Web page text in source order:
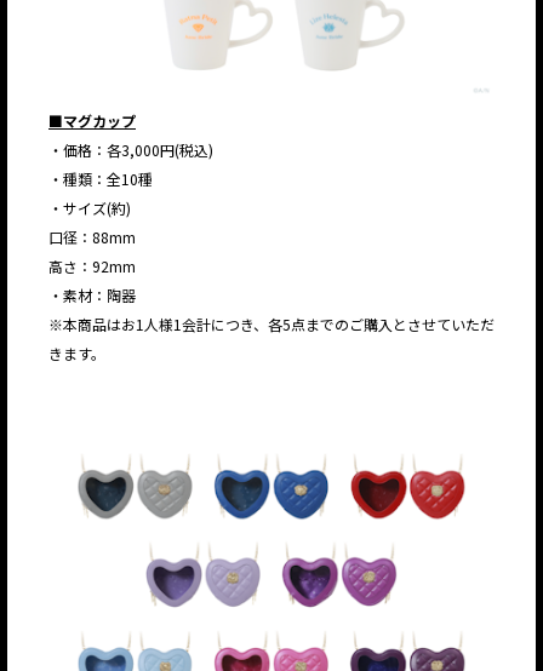
■マグカップ
・価格：各3,000円(税込)
・種類：全10種
・サイズ(約)
口径：88mm
高さ：92mm
・素材：陶器
※本商品はお1人様1会計につき、各5点までのご購入とさせていただ
きます。